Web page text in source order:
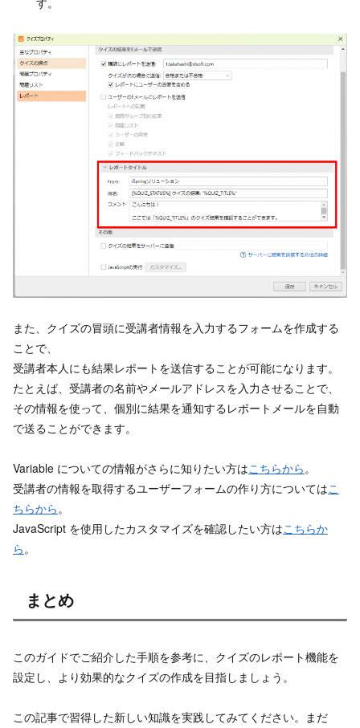
また、クイズの冒頭に受講者情報を入力するフォームを作成する
ことで、
受講者本人にも結果レポートを送信することが可能になります。
たとえば、受講者の名前やメールアドレスを入力させることで、
その情報を使って、個別に結果を通知するレポートメールを自動
で送ることができます。
Variable についての情報がさらに知りたい方はこちらから。
受講者の情報を取得するユーザーフォームの作り方についてはこ
ちらから。
JavaScript を使用したカスタマイズを確認したい方はこちらか
ら。
まとめ
このガイドでご紹介した手順を参考に、クイズのレポート機能を
設定し、より効果的なクイズの作成を目指しましょう。
この記事で習得した新しい知識を実践してみてください。まだ